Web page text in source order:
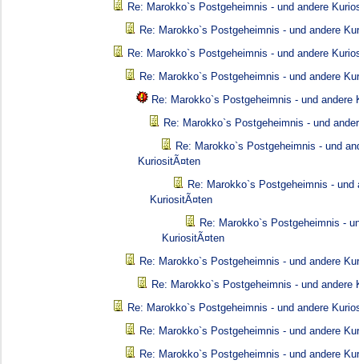
Re: Marokko`s Postgeheimnis - und andere
Re: Marokko`s Postgeheimnis - und andere
Re: Marokko`s Postgeheimnis - und andere
Re: Marokko`s Postgeheimnis - und andere
Re: Marokko`s Postgeheimnis - und andere
Re: Marokko`s Postgeheimnis - und
Re: Marokko`s Postgeheimnis - und
KuriositÃ¤ten
Re: Marokko`s Postgeheimnis - und
KuriositÃ¤ten
Re: Marokko`s Postgeheimnis -
KuriositÃ¤ten
Re: Marokko`s Postgeheimnis - und andere
Re: Marokko`s Postgeheimnis - und andere
Re: Marokko`s Postgeheimnis - und andere
Re: Marokko`s Postgeheimnis - und andere
Re: Marokko`s Postgeheimnis - und andere